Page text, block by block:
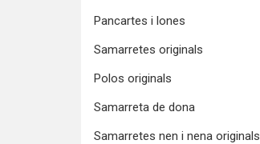
Pancartes i lones
Samarretes originals
Polos originals
Samarreta de dona
Samarretes nen i nena originals